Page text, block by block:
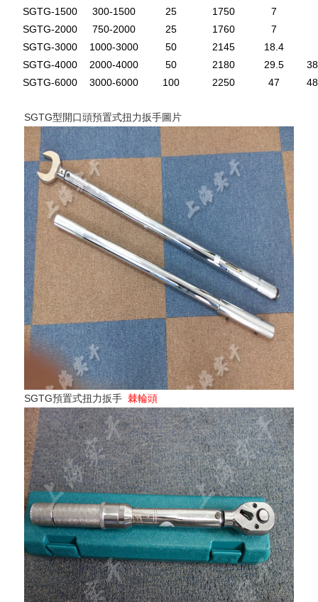
SGTG-1500
300-1500 25 1750
7
SGTG-2000
750-2000 25 1760
7
SGTG-3000
1000-3000 50 2145
18.4
SGTG-4000
2000-4000 50 2180 29.5
SGTG-6000
3000-6000 100 2250 47
SGTG型開口頭預置式扭力扳手圖片
SGTG預置式扭力扳手 棘輪頭